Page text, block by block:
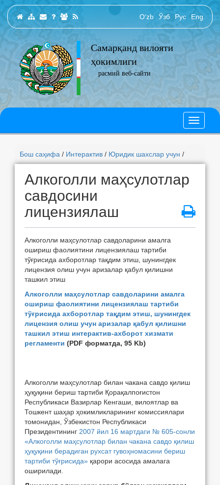
O‘zb Ўзб Рус Eng
Самарқанд вилояти
ҳокимлиги
расмий веб-сайти
Бош саҳифа / Интерактив / Юридик шахслар учун /
Алкоголли маҳсулотлар
савдосини
лицензиялаш
Алкоголли маҳсулотлар савдоларини амалга
ошириш фаолиятини лицензиялаш тартиби
тўғрисида ахборотлар тақдим этиш, шунингдек
лицензия олиш учун аризалар қабул қилишни
ташкил этиш
Алкоголли маҳсулотлар савдоларини амалга
ошириш фаолиятини лицензиялаш тартиби
тўғрисида ахборотлар тақдим этиш, шунингдек
лицензия олиш учун аризалар қабул қилишни
ташкил этиш интерактив-ахборот хизмати
регламенти (PDF форматда, 95 Kb)
Алкоголли маҳсулотлар билан чакана савдо қилиш
ҳуқуқини бериш тартиби Қорақалпоғистон
Республикаси Вазирлар Кенгаши, вилоятлар ва
Тошкент шаҳар ҳокимликларининг комиссиялари
томонидан, Ўзбекистон Республикаси
Президентининг 2007 йил 16 мартдаги № 605-сонли
«Алкоголли маҳсулотлар билан чакана савдо қилиш
ҳуқуқини берадиган рухсат гувоҳномасини бериш
тартиби тўғрисида» қарори асосида амалага
оширилади.